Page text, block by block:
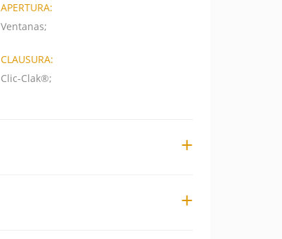
APERTURA:
Ventanas;
CLAUSURA:
Clic-Clak®;